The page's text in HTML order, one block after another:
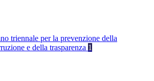
triennale per la prevenzione della
e della trasparenza 1